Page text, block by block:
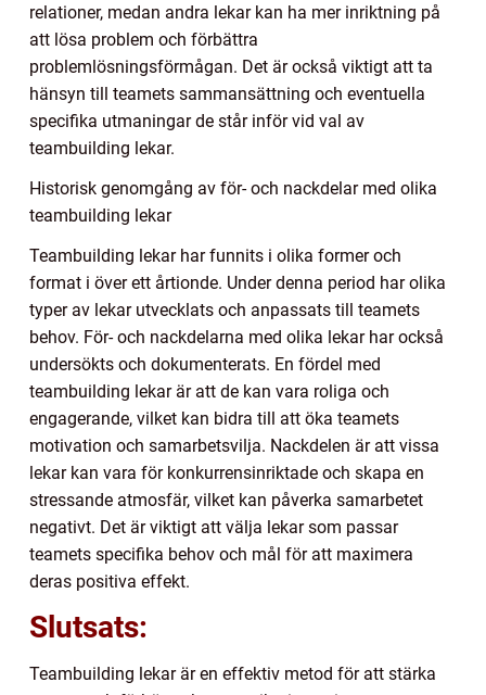
relationer, medan andra lekar kan ha mer inriktning på
att lösa problem och förbättra
problemlösningsförmågan. Det är också viktigt att ta
hänsyn till teamets sammansättning och eventuella
specifika utmaningar de står inför vid val av
teambuilding lekar.
Historisk genomgång av för- och nackdelar med olika
teambuilding lekar
Teambuilding lekar har funnits i olika former och
format i över ett årtionde. Under denna period har olika
typer av lekar utvecklats och anpassats till teamets
behov. För- och nackdelarna med olika lekar har också
undersökts och dokumenterats. En fördel med
teambuilding lekar är att de kan vara roliga och
engagerande, vilket kan bidra till att öka teamets
motivation och samarbetsvilja. Nackdelen är att vissa
lekar kan vara för konkurrensinriktade och skapa en
stressande atmosfär, vilket kan påverka samarbetet
negativt. Det är viktigt att välja lekar som passar
teamets specifika behov och mål för att maximera
deras positiva effekt.
Slutsats:
Teambuilding lekar är en effektiv metod för att stärka